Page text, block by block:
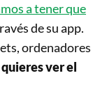
a tener que
de su app.
ordenadores
ver el